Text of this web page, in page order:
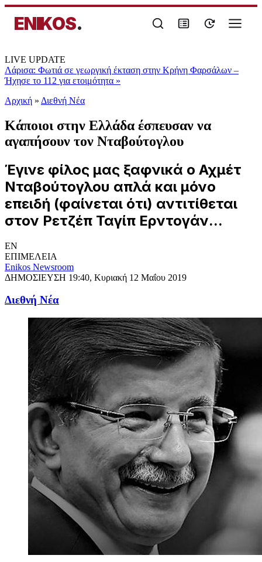
ENIKOS.
LIVE UPDATE
Λάρισα: Φωτιά σε γεωργική έκταση στην Κρήνη Φαρσάλων –
Ήχησε το 112 για ετοιμότητα »
Αρχική » Διεθνή Νέα
Κάποιοι στην Ελλάδα έσπευσαν να
αγαπήσουν τον Νταβούτογλου
Έγινε φίλος μας ξαφνικά ο Αχμέτ
Νταβούτογλου απλά και μόνο
επειδή (φαίνεται ότι) αντιτίθεται
στον Ρετζέπ Ταγίπ Ερντογάν...
EN
ΕΠΙΜΕΛΕΙΑ
Enikos Newsroom
ΔΗΜΟΣΙΕΥΣΗ 19:40, Κυριακή 12 Μαΐου 2019
Διεθνή Νέα